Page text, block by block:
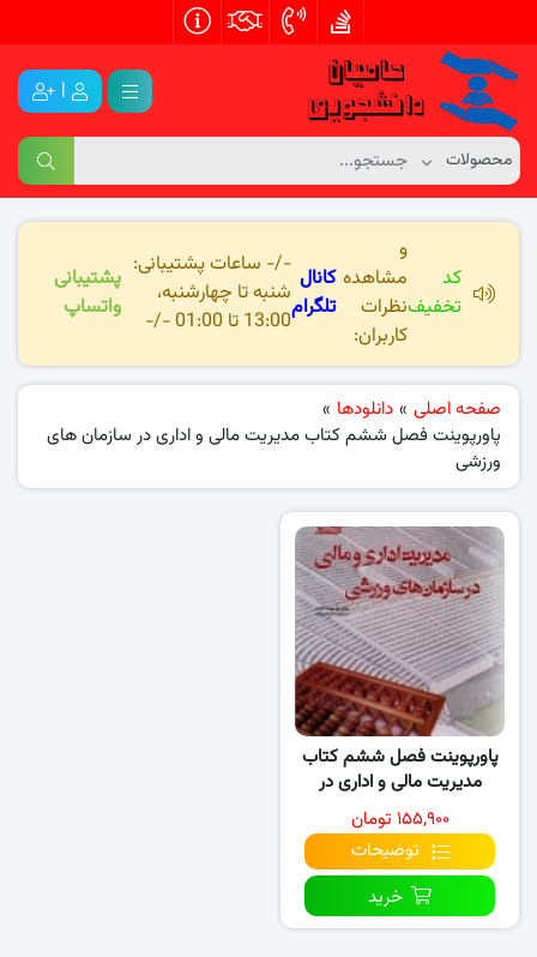
|
کد
تخفیف
و
مشاهده
نظرات
کاربران:
کانال
تلگرام
-/- ساعات پشتیبانی:
شنبه تا چهارشنبه،
13:00 تا 01:00 -/-
پشتیبانی
واتساپ
صفحه اصلی » دانلودها »
پاورپوینت فصل ششم کتاب مدیریت مالی و اداری در سازمان های
ورزشی
پاورپوینت فصل ششم کتاب
مدیریت مالی و اداری در
سازمان های ورزشی
۱۵۵,۹۰۰ تومان
توضیحات
خرید